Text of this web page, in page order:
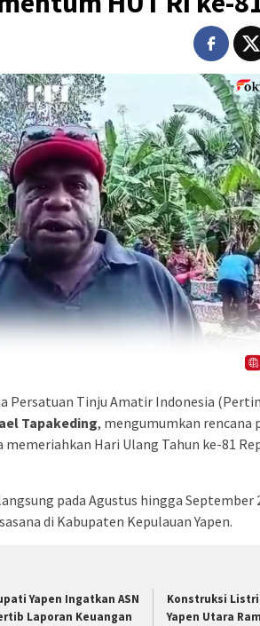
Persatuan Tinju Amatir Indonesia
Tapakeding, mengumumkan rencana
Hari Ulang Tahun ke-81
pada Agustus hingga September
di Kabupaten Kepulauan Yapen.
Yapen Ingatkan ASN
Laporan Keuangan
Konstruksi
Yapen Utara